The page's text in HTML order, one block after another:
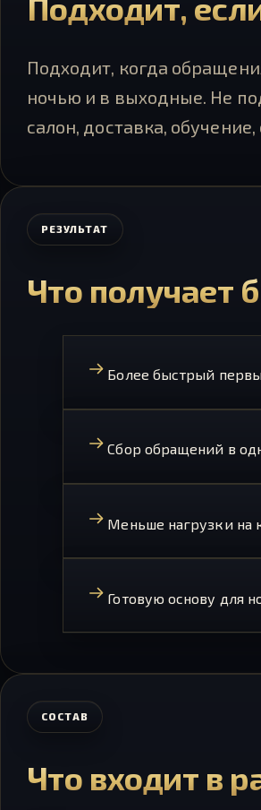
Подходит,
Подходит, когда
ночью и в выходные. Не
салон, доставка,
РЕЗУЛЬТАТ
Что получает
Более быстрый
Сбор обращений в
Меньше нагрузки на
Готовую основу для
СОСТАВ
Что входит в